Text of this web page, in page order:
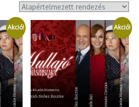
Akció! Akció!